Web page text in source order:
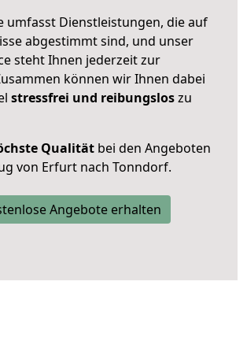
umfasst Dienstleistungen, die auf
abgestimmt sind, und unser
steht Ihnen jederzeit zur
können wir Ihnen dabei
stressfrei und reibungsloszu
Qualität bei den Angeboten
von Erfurt nach Tonndorf.
Angebote erhalten